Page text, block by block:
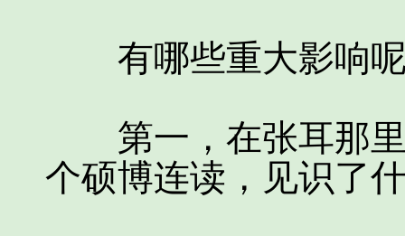
有哪些重大影响
第一，在张耳那里
个硕博连读，见识了